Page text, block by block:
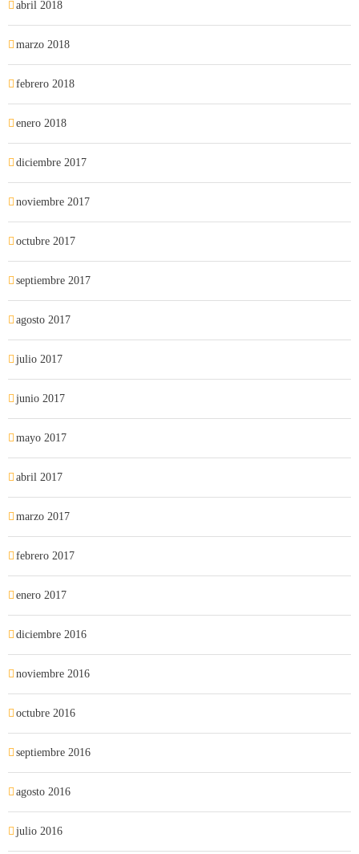
abril 2018
marzo 2018
febrero 2018
enero 2018
diciembre 2017
noviembre 2017
octubre 2017
septiembre 2017
agosto 2017
julio 2017
junio 2017
mayo 2017
abril 2017
marzo 2017
febrero 2017
enero 2017
diciembre 2016
noviembre 2016
octubre 2016
septiembre 2016
agosto 2016
julio 2016